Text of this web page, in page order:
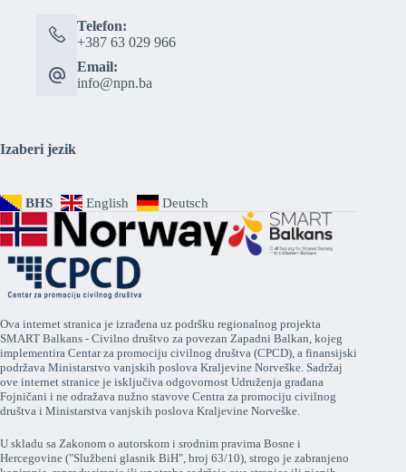
Telefon:
+387 63 029 966
Email:
info@npn.ba
Izaberi jezik
BHS English Deutsch
Ova internet stranica je izrađena uz podršku regionalnog projekta
SMART Balkans - Civilno društvo za povezan Zapadni Balkan, kojeg
implementira Centar za promociju civilnog društva (CPCD), a finansijski
podržava Ministarstvo vanjskih poslova Kraljevine Norveške. Sadržaj
ove internet stranice je isključiva odgovornost Udruženja građana
Fojničani i ne odražava nužno stavove Centra za promociju civilnog
društva i Ministarstva vanjskih poslova Kraljevine Norveške.
U skladu sa Zakonom o autorskom i srodnim pravima Bosne i
Hercegovine ("Službeni glasnik BiH", broj 63/10), strogo je zabranjeno